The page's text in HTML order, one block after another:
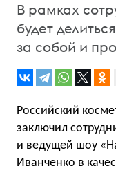
В рамках
будет
за собой и
Российский
заключил
и ведущей шоу
Иванченко в